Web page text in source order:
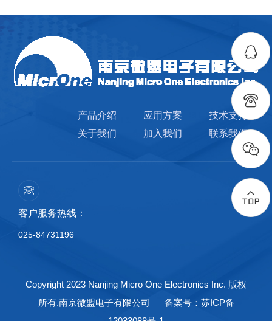
产品介绍 应用方案
技术支持
关于我们
加入我们 联系我们
客户服务热线：
025-84731196
Copyright 2023 Nanjing Micro One Electronics Inc. 版权
所有.南京微盟电子有限公司 备案号：苏ICP备